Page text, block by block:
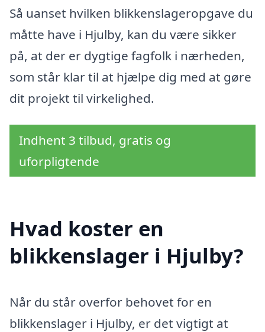
Så uanset hvilken blikkenslageropgave du
måtte have i Hjulby, kan du være sikker
på, at der er dygtige fagfolk i nærheden,
som står klar til at hjælpe dig med at gøre
dit projekt til virkelighed.
Indhent 3 tilbud, gratis og
uforpligtende
Hvad koster en
blikkenslager i Hjulby?
Når du står overfor behovet for en
blikkenslager i Hjulby, er det vigtigt at